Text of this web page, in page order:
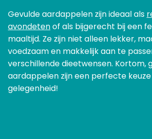
Gevulde aardappelen zijn ideaal als
avondetenof als bijgerecht bij een
maaltijd. Ze zijn niet alleen lekker,
voedzaam en makkelijk aan te
verschillende dieetwensen. Kortom,
aardappelen zijn een perfecte
gelegenheid!